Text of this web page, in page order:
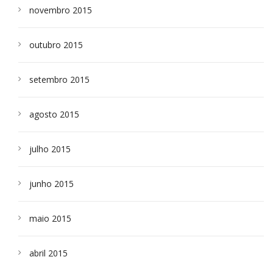
novembro 2015
outubro 2015
setembro 2015
agosto 2015
julho 2015
junho 2015
maio 2015
abril 2015